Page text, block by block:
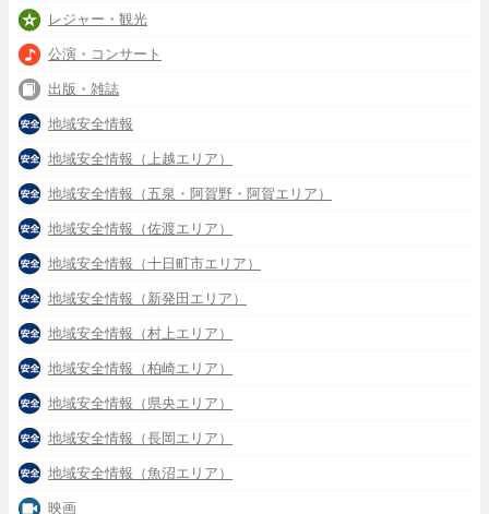
レジャー・観光
公演・コンサート
出版・雑誌
地域安全情報
地域安全情報（上越エリア）
地域安全情報（五泉・阿賀野・阿賀エリア）
地域安全情報（佐渡エリア）
地域安全情報（十日町市エリア）
地域安全情報（新発田エリア）
地域安全情報（村上エリア）
地域安全情報（柏崎エリア）
地域安全情報（県央エリア）
地域安全情報（長岡エリア）
地域安全情報（魚沼エリア）
映画